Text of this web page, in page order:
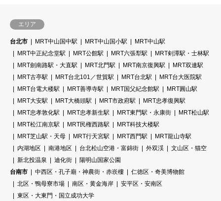
エリア
台北市 MRT中山国中駅 MRT中山国小駅
MRT中山駅
MRT中正紀念堂駅
MRT公館駅 MRT六張犁駅
MRT剣潭駅・士林駅
MRT劍南路駅・大直駅
MRT北門駅 MRT南京復興駅
MRT双連駅
MRT古亭駅
MRT台北101／世貿駅 MRT台北駅
MRT台大医院駅
MRT台電大楼駅
MRT善導寺駅 MRT国父紀念館駅
MRT圓山駅
MRT大安駅
MRT大橋頭駅 MRT市政府駅
MRT忠孝復興駅
MRT忠孝敦化駅
MRT忠孝新生駅 MRT東門駅・永康街
MRT松山駅
MRT松江南京駅
MRT民権西路駅
MRT科技大楼駅
MRT芝山駅・天母
MRT行天宮駅 MRT西門駅
MRT龍山寺駅
内湖地区
南港地区 台北松山空港・富錦街 外双渓
文山区・猫空
新北投温泉
迪化街
陽明山国家公園
台南市
中西区・孔子廟・神農街・赤崁樓
仁徳区・奇美博物館
北区・鴨母寮市場
南区・黄金海岸
安平区・安南区
東区・大東門・国立成功大学